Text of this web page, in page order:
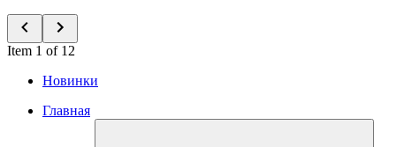
Item 1 of 12
Новинки
Главная